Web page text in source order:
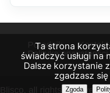
Poradnik Kontakt
Polityka prywatności
Blisco, all rights reserved
Ta strona
świadczyć usługi na
Dalsze korzystanie
zgadzasz
Zgoda